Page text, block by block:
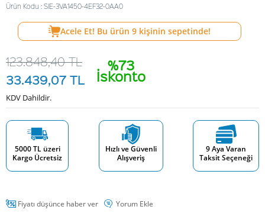
Ürün Kodu : SIE-3VA1450-4EF32-0AA0
Acele Et! Bu ürün 9 kişinin sepetinde!
%73
İskonto
123.848,40TL
33.439,07 TL
KDV Dahildir.
5000 TL üzeri
Kargo Ücretsiz
Hızlı ve Güvenli
Alışveriş
9 Aya Varan
Taksit Seçeneği
Fiyatı düşünce haber ver Yorum Ekle